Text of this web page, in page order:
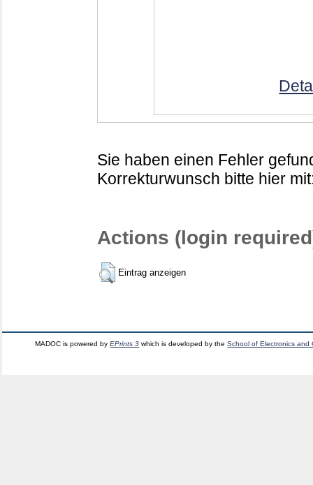
Sie haben einen Fehler
Korrekturwunsch bitte hier
Actions (login
Eintrag anzeigen
MADOC is powered byEPrints 3 which is developed by theSchool of Electronics and